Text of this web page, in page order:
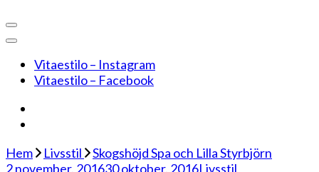
Vitaestilo – Instagram
Vitaestilo – Facebook
Hem Livsstil
Skogshöjd Spa och Lilla Styrbjörn
2 november, 201630 oktober, 2016Livsstil